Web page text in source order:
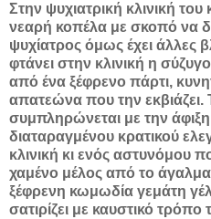
Στην ψυχιατρική κλινική του
νεαρή κοπέλα με σκοπό να
ψυχίατρος όμως έχει άλλες
φτάνει στην κλινική η
από ένα ξέφρενο πάρτι,
απατεώνα που την εκβιάζει.
συμπληρώνεται με την
διαταραγμένου κρατικού
κλινική κι ενός αστυνόμου
χαμένο μέλος από το
ξέφρενη κωμωδία γεμάτη
σατιρίζει με καυστικό